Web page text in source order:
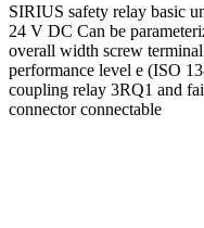
SIRIUS safety relay basic
24 V DC Can be
overall width screw
performance level e (ISO
coupling relay 3RQ1 and
connector connectable